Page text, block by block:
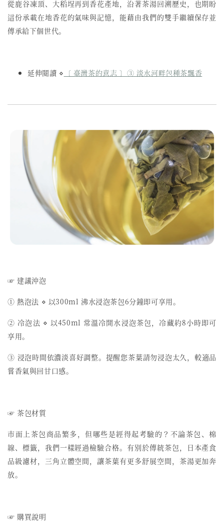
從鹿谷凍頂、大稻埕再到香花產地，沿著茶湯回溯歷史，也期盼
這份承載在地香花的氣味與記憶，能藉由我們的雙手繼續保存並
傳承給下個世代。
延伸閱讀 ⋄ 〔 臺灣茶的意志 〕③ 淡水河畔包種茶飄香
☞ 建議沖泡
① 熱泡法 ⋄ 以300ml 沸水浸泡茶包6分鐘即可享用。
② 冷泡法 ⋄ 以450ml 常溫冷開水浸泡茶包，冷藏約8小時即可
享用。
③ 浸泡時間依濃淡喜好調整。提醒您茶葉請勿浸泡太久，較適品
嘗香氣與回甘口感。
☞ 茶包材質
市面上茶包商品繁多，但哪些是經得起考驗的？不論茶包、棉
線、標籤，我們一樣經過檢驗合格。有別於傳統茶包，日本產食
品級濾材，三角立體空間，讓茶葉有更多舒展空間，茶湯更加奔
放。
☞ 購買說明